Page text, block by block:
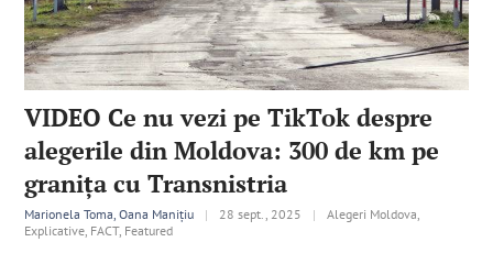
VIDEO Ce nu vezi pe TikTok despre
alegerile din Moldova: 300 de km pe
graniţa cu Transnistria
Marionela Toma, Oana Manițiu | 28 sept., 2025 |
Alegeri Moldova,
Explicative, FACT, Featured